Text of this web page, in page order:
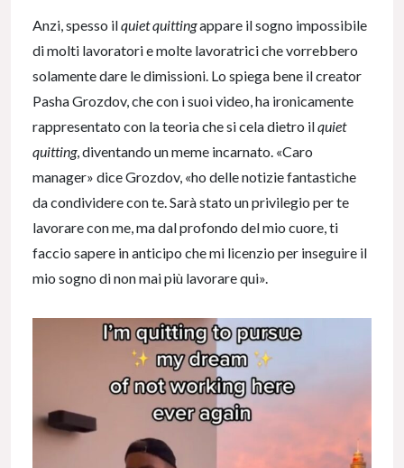
Anzi, spesso ilquiet quittingappare il sogno impossibile
di molti lavoratori e molte lavoratrici che vorrebbero
solamente dare le dimissioni. Lo spiega bene il creator
Pasha Grozdov, che con i suoi video, ha ironicamente
rappresentato con la teoria che si cela dietro ilquiet
quitting, diventando un meme incarnato. «Caro
manager» dice Grozdov, «ho delle notizie fantastiche
da condividere con te. Sarà stato un privilegio per te
lavorare con me, ma dal profondo del mio cuore, ti
faccio sapere in anticipo che mi licenzio per inseguire il
mio sogno di non mai più lavorare qui».